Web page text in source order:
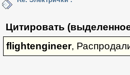
Цитировать
flightengineer,